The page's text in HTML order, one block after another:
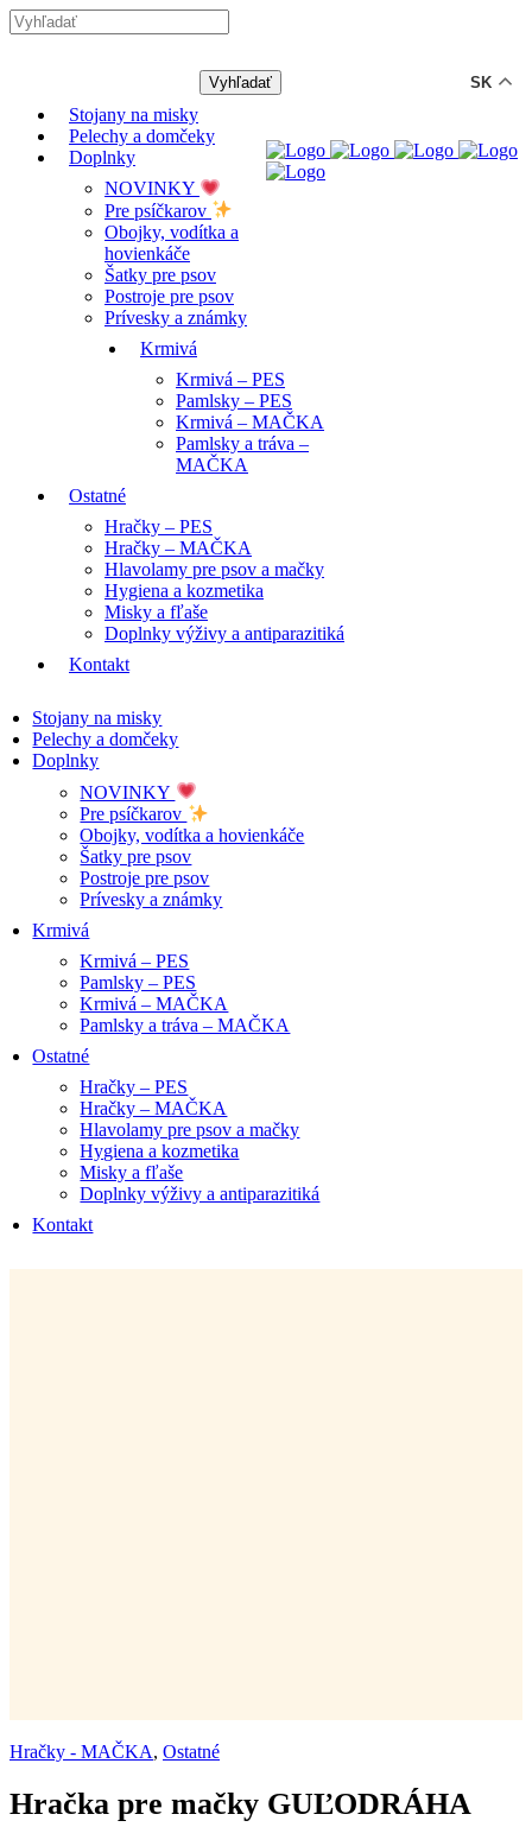
Stojany na misky
Pelechy a domčeky
Doplnky
NOVINKY
Pre psíčkarov
Obojky, vodítka a
hovienkáče
Šatky pre psov
Postroje pre psov
Prívesky a známky
Krmivá
Krmivá – PES
Pamlsky – PES
Krmivá – MAČKA
Pamlsky a tráva –
MAČKA
Ostatné
Hračky – PES
Hračky – MAČKA
Hlavolamy pre psov a mačky
Hygiena a kozmetika
Misky a fľaše
Doplnky výživy a antiparazitiká
Kontakt
Stojany na misky
Pelechy a domčeky
Doplnky
NOVINKY
Pre psíčkarov
Obojky, vodítka a hovienkáče
Šatky pre psov
Postroje pre psov
Prívesky a známky
Krmivá
Krmivá – PES
Pamlsky – PES
Krmivá – MAČKA
Pamlsky a tráva – MAČKA
Ostatné
Hračky – PES
Hračky – MAČKA
Hlavolamy pre psov a mačky
Hygiena a kozmetika
Misky a fľaše
Doplnky výživy a antiparazitiká
Kontakt
Hračky - MAČKA, Ostatné
Hračka pre mačky GUĽODRÁHA
SK
-12% ZĽAVA s kódom "LETO12"